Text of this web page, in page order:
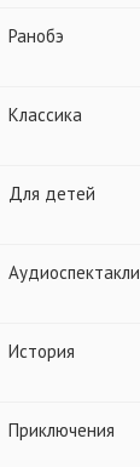
Ранобэ
Классика
Для детей
Аудиоспектакли
История
Приключения